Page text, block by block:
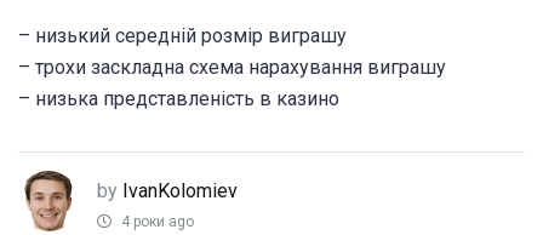
– низький середній розмір виграшу
– трохи заскладна схема нарахування виграшу
– низька представленість в казино
by IvanKolomiev
4 роки ago